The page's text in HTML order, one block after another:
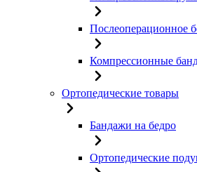
Послеоперационное
Компрессионные
Ортопедические товары
Бандажи на бедро
Ортопедические